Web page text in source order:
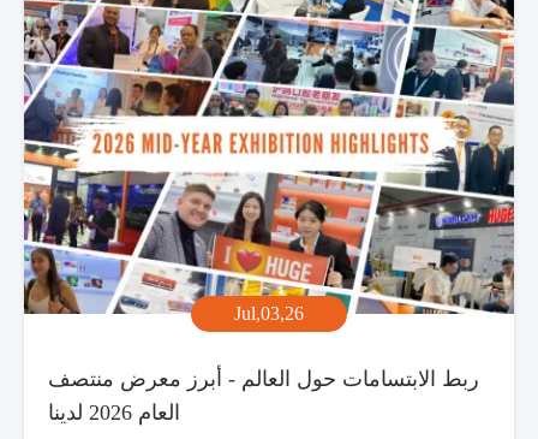
Jul,03,26
ربط الابتسامات حول العالم - أبرز معرض منتصف
العام 2026 لدينا